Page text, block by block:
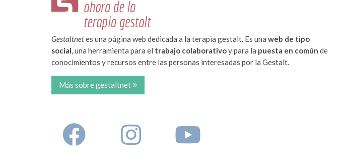
Gestaltnetes una página web dedicada a la terapia gestalt. Es una web de tipo
social, una herramienta para el trabajo colaborativoy para la puesta en común de
conocimientos y recursos entre las personas interesadas por la Gestalt.
Más sobre gestaltnet